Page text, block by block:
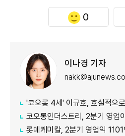
0
이나경 기자
'코오롱 4세' 이규호, 호실적으로 경
코오롱인더스트리, 2분기 영업이익
롯데케미칼, 2분기 영업익 1101